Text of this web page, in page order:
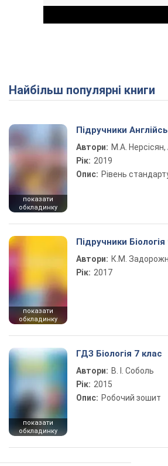
Play
Найбільш популярні книги
показати
обкладинку
Підручники
Автори: М.А.
Рік: 2019
Опис: Рівень
показати
обкладинку
Підручники
Автори: К.М.
Рік: 2017
показати
обкладинку
ГДЗ Біологія 7 клас
Автори: В. І. Соболь
Рік: 2015
Опис: Робочий зошит